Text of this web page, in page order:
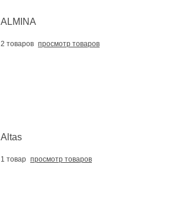
ALMINA
2 товаров просмотр товаров
Altas
1 товар просмотр товаров